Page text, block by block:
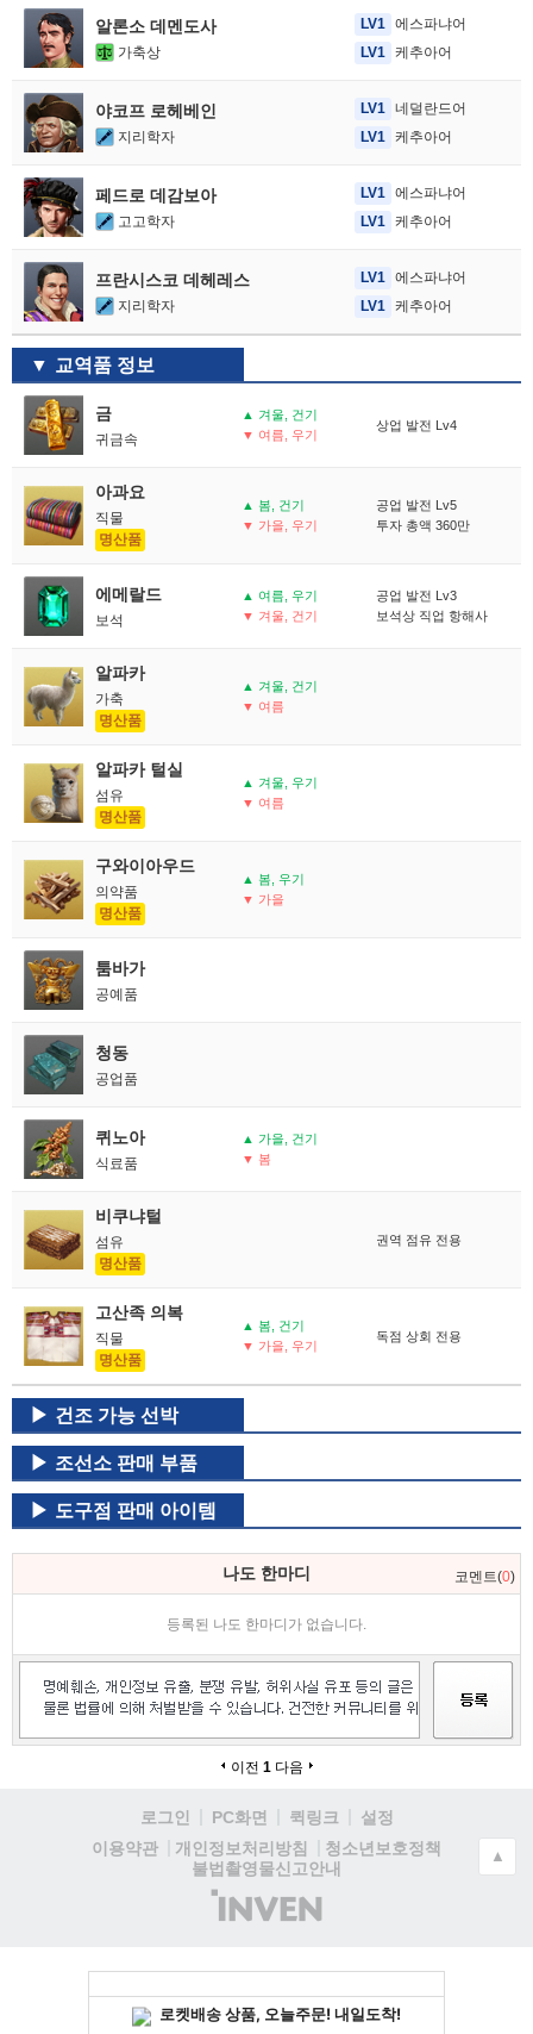
알론소 데멘도사
가축상
LV1
에스파냐어
LV1
케추아어
야코프 로헤베인
지리학자
LV1
네덜란드어
LV1
케추아어
페드로 데감보아
고고학자
LV1
에스파냐어
LV1
케추아어
프란시스코 데헤레스
지리학자
LV1
에스파냐어
LV1
케추아어
교역품 정보
금
귀금속
▲ 겨울, 건기
▼ 여름, 우기
상업 발전 Lv4
아과요
직물
명산품
▲ 봄, 건기
▼ 가을, 우기
공업 발전 Lv5
투자 총액 360만
에메랄드
보석
▲ 여름, 우기
▼ 겨울, 건기
공업 발전 Lv3
보석상 직업 항해사
알파카
가축
명산품
▲ 겨울, 건기
▼ 여름
알파카 털실
섬유
명산품
▲ 겨울, 우기
▼ 여름
구와이아우드
의약품
명산품
▲ 봄, 우기
▼ 가을
툼바가
공예품
청동
공업품
퀴노아
식료품
▲ 가을, 건기
▼ 봄
비쿠냐털
섬유
명산품
권역 점유 전용
고산족 의복
직물
명산품
▲ 봄, 건기
▼ 가을, 우기
독점 상회 전용
건조 가능 선박
도구점 판매 아이템
조선소 판매 부품
나도 한마디 코멘트(0)
등록된 나도 한마디가 없습니다.
이전 1 다음
로그인 PC화면 퀵링크
설정
이용약관
개인정보처리방침
청소년보호정책
불법촬영물신고안내
(주)
인
▲